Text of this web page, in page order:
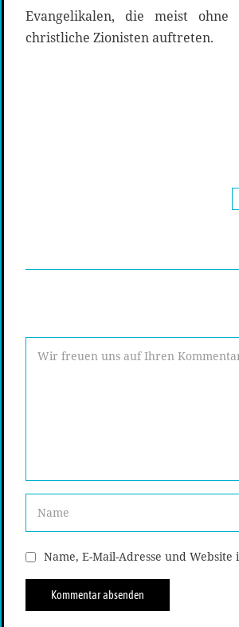
Evangelikalen, die meist ohne
christliche Zionisten auftreten.
Name, E-Mail-Adresse und